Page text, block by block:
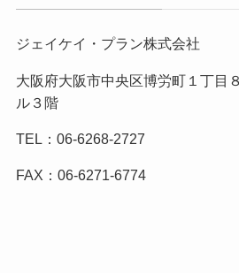
ジェイケイ・プラン株式会社
大阪府大阪市中央区博労町１丁目
ル３階
TEL：06-6268-2727
FAX：06-6271-6774